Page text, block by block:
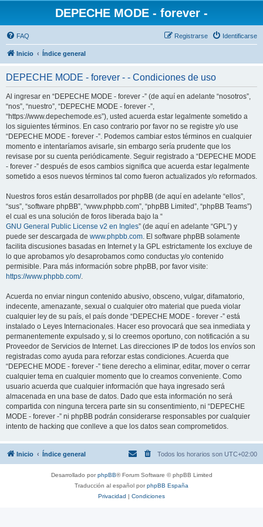
DEPECHE MODE - forever -
FAQ Identificarse
Registrarse
Inicio Índice general
DEPECHE MODE - forever - - Condiciones de uso
Al ingresar en “DEPECHE MODE - forever -” (de aquí en adelante “nosotros”,
“nos”, “nuestro”, “DEPECHE MODE - forever -”,
“https://www.depechemode.es”), usted acuerda estar legalmente sometido a
los siguientes términos. En caso contrario por favor no se registre y/o use
“DEPECHE MODE - forever -”. Podemos cambiar estos términos en cualquier
momento e intentaríamos avisarle, sin embargo sería prudente que los
revisase por su cuenta periódicamente. Seguir registrado a “DEPECHE MODE
- forever -” después de esos cambios significa que acuerda estar legalmente
sometido a esos nuevos términos tal como fueron actualizados y/o reformados.
Nuestros foros están desarrollados por phpBB (de aquí en adelante “ellos”,
“sus”, “software phpBB”, “www.phpbb.com”, “phpBB Limited”, “phpBB Teams”)
el cual es una solución de foros liberada bajo la “
GNU General Public License v2 en Ingles” (de aquí en adelante “GPL”) y
puede ser descargada de www.phpbb.com. El software phpBB solamente
facilita discusiones basadas en Internet y la GPL estrictamente los excluye de
lo que aprobamos y/o desaprobamos como conductas y/o contenido
permisible. Para más información sobre phpBB, por favor visite:
https://www.phpbb.com/.
Acuerda no enviar ningun contenido abusivo, obsceno, vulgar, difamatorio,
indecente, amenazante, sexual o cualquier otro material que pueda violar
cualquier ley de su país, el país donde “DEPECHE MODE - forever -” está
instalado o Leyes Internacionales. Hacer eso provocará que sea inmediata y
permanentemente expulsado y, si lo creemos oportuno, con notificación a su
Proveedor de Servicios de Internet. Las direcciones IP de todos los envíos son
registradas como ayuda para reforzar estas condiciones. Acuerda que
“DEPECHE MODE - forever -” tiene derecho a eliminar, editar, mover o cerrar
cualquier tema en cualquier momento que lo creamos conveniente. Como
usuario acuerda que cualquier información que haya ingresado será
almacenada en una base de datos. Dado que esta información no será
compartida con ninguna tercera parte sin su consentimiento, ni “DEPECHE
MODE - forever -” ni phpBB podrán considerarse responsables por cualquier
intento de hacking que conlleve a que los datos sean comprometidos.
Inicio Índice general Todos los horarios son UTC+02:00
Desarrollado porphpBB® Forum Software © phpBB Limited
Traducción al español porphpBB España
Privacidad | Condiciones